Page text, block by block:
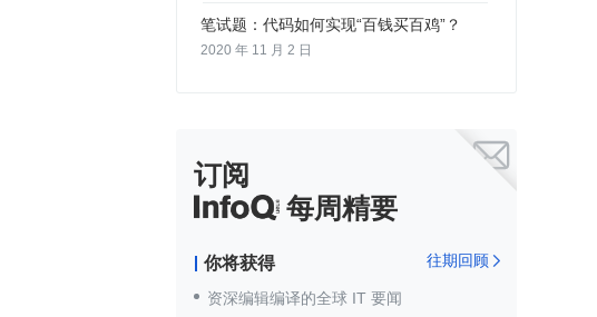
笔试题：代码如何实现“百钱买百鸡”？
2020 年 11 月 2 日

订阅
每周精要
你将获得 往期回顾 
资深编辑编译的全球 IT 要闻